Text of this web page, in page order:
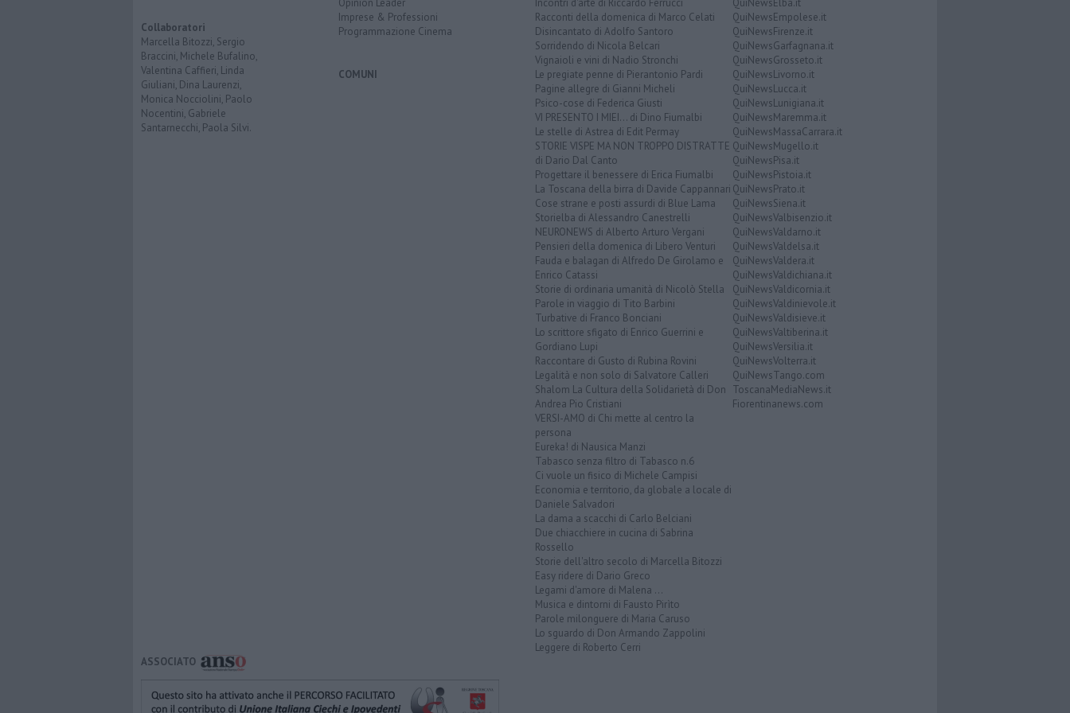
Collaboratori
Marcella Bitozzi, Sergio
Braccini, Michele Bufalino,
Valentina Caffieri, Linda
Giuliani, Dina Laurenzi,
Monica Nocciolini, Paolo
Nocentini, Gabriele
Santarnecchi, Paola Silvi.
Opinion Leader
Imprese & Professioni
Programmazione Cinema
COMUNI
Incontri d'arte di Riccardo Ferrucci
Racconti della domenica di Marco Celati
Disincantato di Adolfo Santoro
Sorridendo di Nicola Belcari
Vignaioli e vini di Nadio Stronchi
Le pregiate penne di Pierantonio Pardi
Pagine allegre di Gianni Micheli
Psico-cose di Federica Giusti
VI PRESENTO I MIEI... di Dino Fiumalbi
Le stelle di Astrea di Edit Permay
STORIE VISPE MA NON TROPPO DISTRATTE
di Dario Dal Canto
Progettare il benessere di Erica Fiumalbi
La Toscana della birra di Davide Cappannari
Cose strane e posti assurdi di Blue Lama
Storielba di Alessandro Canestrelli
NEURONEWS di Alberto Arturo Vergani
Pensieri della domenica di Libero Venturi
Fauda e balagan di Alfredo De Girolamo e
Enrico Catassi
Storie di ordinaria umanità di Nicolò Stella
Parole in viaggio di Tito Barbini
Turbative di Franco Bonciani
Lo scrittore sfigato di Enrico Guerrini e
Gordiano Lupi
Raccontare di Gusto di Rubina Rovini
Legalità e non solo di Salvatore Calleri
Shalom La Cultura della Solidarietà di Don
Andrea Pio Cristiani
VERSI-AMO di Chi mette al centro la
persona
Eureka! di Nausica Manzi
Tabasco senza filtro di Tabasco n.6
Ci vuole un fisico di Michele Campisi
Economia e territorio, da globale a locale di
Daniele Salvadori
La dama a scacchi di Carlo Belciani
Due chiacchiere in cucina di Sabrina
Rossello
Storie dell'altro secolo di Marcella Bitozzi
Easy ridere di Dario Greco
Legami d'amore di Malena ...
Musica e dintorni di Fausto Pirìto
Parole milonguere di Maria Caruso
Lo sguardo di Don Armando Zappolini
Leggere di Roberto Cerri
QuiNewsElba.it
QuiNewsEmpolese.it
QuiNewsFirenze.it
QuiNewsGarfagnana.it
QuiNewsGrosseto.it
QuiNewsLivorno.it
QuiNewsLucca.it
QuiNewsLunigiana.it
QuiNewsMaremma.it
QuiNewsMassaCarrara.it
QuiNewsMugello.it
QuiNewsPisa.it
QuiNewsPistoia.it
QuiNewsPrato.it
QuiNewsSiena.it
QuiNewsValbisenzio.it
QuiNewsValdarno.it
QuiNewsValdelsa.it
QuiNewsValdera.it
QuiNewsValdichiana.it
QuiNewsValdicornia.it
QuiNewsValdinievole.it
QuiNewsValdisieve.it
QuiNewsValtiberina.it
QuiNewsVersilia.it
QuiNewsVolterra.it
QuiNewsTango.com
ToscanaMediaNews.it
Fiorentinanews.com
ASSOCIATO